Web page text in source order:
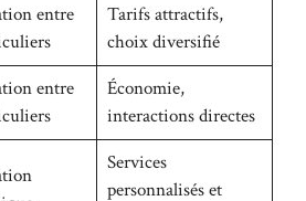
entre
Tarifs attractifs,
choix diversifié
entre
Économie,
interactions directes
Services
personnalisés et